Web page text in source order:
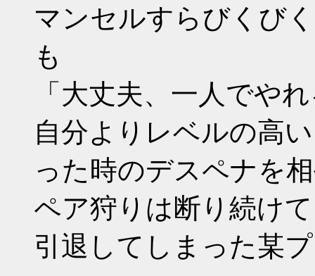
マンセルすらびくび
も
「大丈夫、一人でや
自分よりレベルの高
った時のデスペナを
ペア狩りは断り続け
引退してしまった某